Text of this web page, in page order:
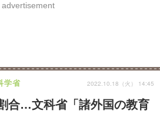
開催学校説明会・相談会
advertisement
合…文科省「諸外国の教育
学省 2022.10.18（火） 14:45